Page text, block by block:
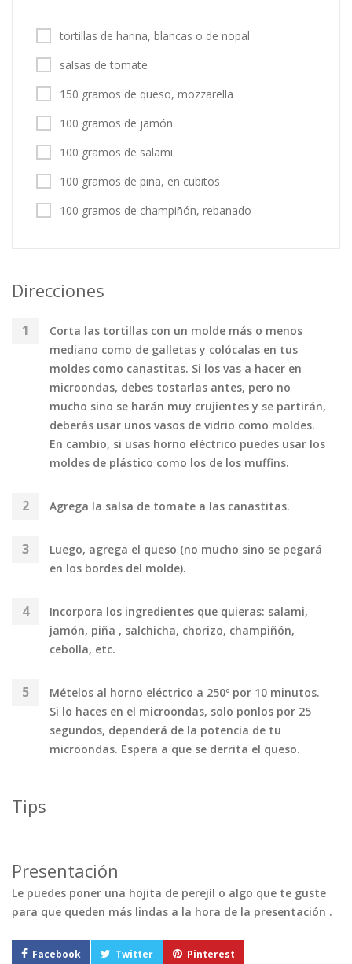
Entrar / Registrarse
tortillas de harina, blancas o de nopal
salsas de tomate
150 gramos de queso, mozzarella
100 gramos de jamón
100 gramos de salami
100 gramos de piña, en cubitos
100 gramos de champiñón, rebanado
Direcciones
Corta las tortillas con un molde más o menos
mediano como de galletas y colócalas en tus
moldes como canastitas. Si los vas a hacer en
microondas, debes tostarlas antes, pero no
mucho sino se harán muy crujientes y se partirán,
deberás usar unos vasos de vidrio como moldes.
En cambio, si usas horno eléctrico puedes usar los
moldes de plástico como los de los muffins.
Agrega la salsa de tomate a las canastitas.
Luego, agrega el queso (no mucho sino se pegará
en los bordes del molde).
Incorpora los ingredientes que quieras: salami,
jamón, piña , salchicha, chorizo, champiñón,
cebolla, etc.
Mételos al horno eléctrico a 250º por 10 minutos.
Si lo haces en el microondas, solo ponlos por 25
segundos, dependerá de la potencia de tu
microondas. Espera a que se derrita el queso.
Tips
Presentación
Le puedes poner una hojita de perejíl o algo que te guste
para que queden más lindas a la hora de la presentación .
Facebook Twitter Pinterest